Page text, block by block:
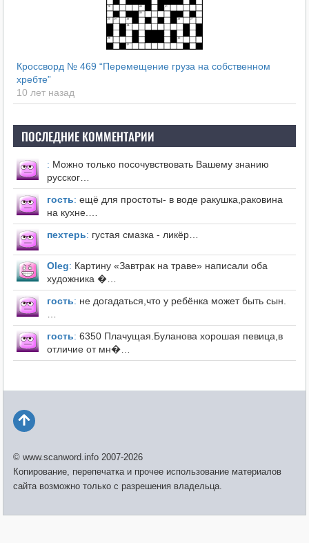
Кроссворд № 469 “Перемещение груза на собственном
хребте”
10 лет назад
ПОСЛЕДНИЕ КОММЕНТАРИИ
: Можно только посочувствовать Вашему знанию
русског…
гость: ещё для простоты- в воде ракушка,раковина
на кухне.…
пехтерь: густая смазка - ликёр…
Оleg: Картину «Завтрак на траве» написали оба
художника �…
гость: не догадаться,что у ребёнка может быть сын.
…
гость: 6350 Плачущая.Буланова хорошая певица,в
отличие от мн�…
© www.scanword.info 2007-2026
Копирование, перепечатка и прочее использование материалов
сайта возможно только с разрешения владельца.